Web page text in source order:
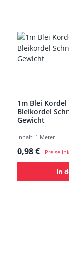
1m Blei
Bleikordel
Gewicht
Inhalt: 1 Meter
Regulärer
0,98 € Preise
In